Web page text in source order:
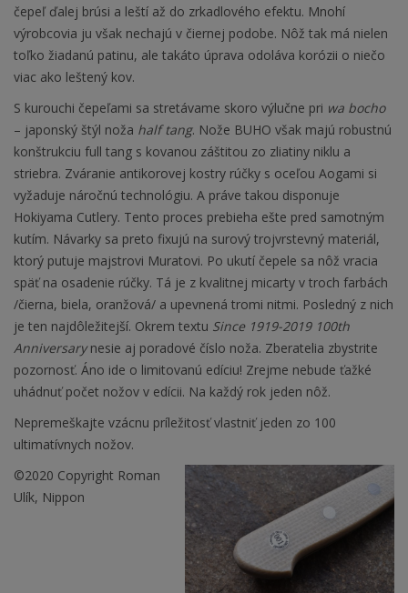
čepeľ ďalej brúsi a leští až do zrkadlového efektu. Mnohí
výrobcovia ju však nechajú v čiernej podobe. Nôž tak má nielen
toľko žiadanú patinu, ale takáto úprava odoláva korózii o niečo
viac ako leštený kov.
S kurouchi čepeľami sa stretávame skoro výlučne pri wa bocho
– japonský štýl noža half tang. Nože BUHO však majú robustnú
konštrukciu full tang s kovanou záštitou zo zliatiny niklu a
striebra. Zváranie antikorovej kostry rúčky s oceľou Aogami si
vyžaduje náročnú technológiu. A práve takou disponuje
Hokiyama Cutlery. Tento proces prebieha ešte pred samotným
kutím. Návarky sa preto fixujú na surový trojvrstevný materiál,
ktorý putuje majstrovi Muratovi. Po ukutí čepele sa nôž vracia
späť na osadenie rúčky. Tá je z kvalitnej micarty v troch farbách
/čierna, biela, oranžová/ a upevnená tromi nitmi. Posledný z nich
je ten najdôležitejší. Okrem textu Since 1919-2019 100th
Anniversarynesie aj poradové číslo noža. Zberatelia zbystrite
pozornosť. Áno ide o limitovanú edíciu! Zrejme nebude ťažké
uhádnuť počet nožov v edícii. Na každý rok jeden nôž.
Nepremeškajte vzácnu príležitosť vlastniť jeden zo 100
ultimatívnych nožov.
©2020 Copyright Roman
Ulík, Nippon